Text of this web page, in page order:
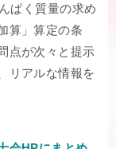
ぱく質量の求め
算」算定の条
点が次々と提示
リアルな情報を